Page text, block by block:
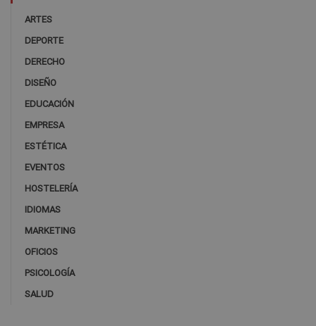
ARTES
DEPORTE
DERECHO
DISEÑO
EDUCACIÓN
EMPRESA
ESTÉTICA
EVENTOS
HOSTELERÍA
IDIOMAS
MARKETING
OFICIOS
PSICOLOGÍA
SALUD